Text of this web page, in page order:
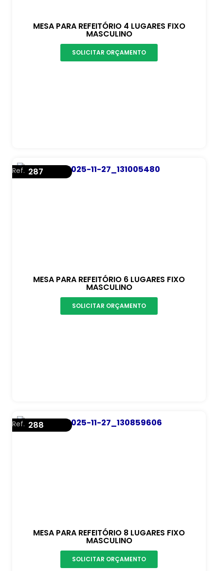
MESA PARA REFEITÓRIO 4 LUGARES FIXO
MASCULINO
SOLICITAR ORÇAMENTO
MESA PARA REFEITÓRIO 6 LUGARES FIXO
MASCULINO
Ref. 287
SOLICITAR ORÇAMENTO
MESA PARA REFEITÓRIO 8 LUGARES FIXO
MASCULINO
Ref. 288
SOLICITAR ORÇAMENTO